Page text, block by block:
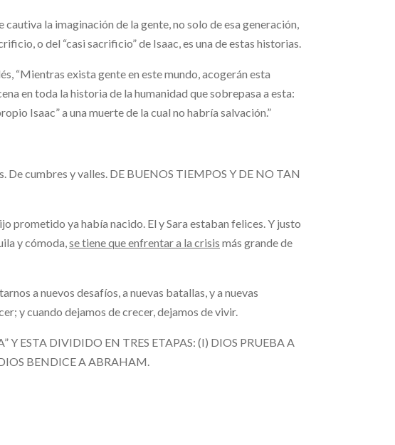
cautiva la imaginación de la gente, no solo de esa generación,
o del “casi sacrificio” de Isaac, es una de estas historias.
“Mientras exista gente en este mundo, acogerán esta
en toda la historia de la humanidad que sobrepasa a esta:
Isaac” a una muerte de la cual no habría salvación.”
De cumbres y valles. DE BUENOS TIEMPOS Y DE NO TAN
prometido ya había nacido. El y Sara estaban felices. Y justo
y cómoda,se tiene que enfrentar a la crisis más grande de
a nuevos desafíos, a nuevas batallas, y a nuevas
y cuando dejamos de crecer, dejamos de vivir.
Y ESTA DIVIDIDO EN TRES ETAPAS: (I) DIOS PRUEBA A
BENDICE A ABRAHAM.